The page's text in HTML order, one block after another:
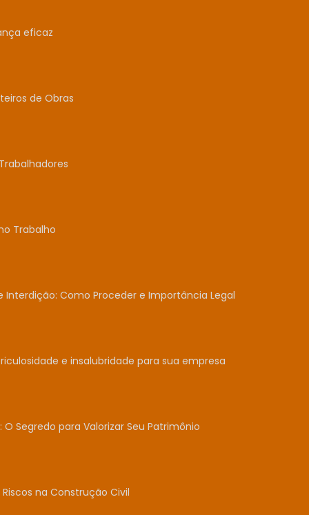
eficaz
de Obras
Trabalho
Como Proceder e Importância Legal
e insalubridade para sua empresa
Segredo para Valorizar Seu Patrimônio
na Construção Civil